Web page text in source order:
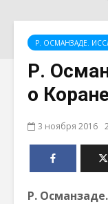
Р. ОСМАНЗАДЕ.
Р.
о
3 ноября 2016
Р.